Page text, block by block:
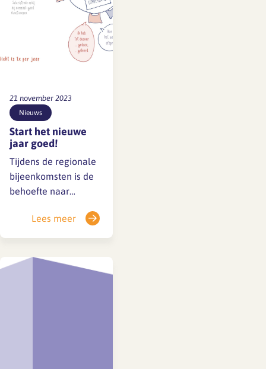
1 januari 2024.
Gisteren heeft de BNA
21 november 2023
Nieuws
Start het nieuwe
jaar goed!
Tijdens de regionale
bijeenkomsten is de
behoefte naar
ondersteuning
rondom de
voren gekomen.
Lees meer